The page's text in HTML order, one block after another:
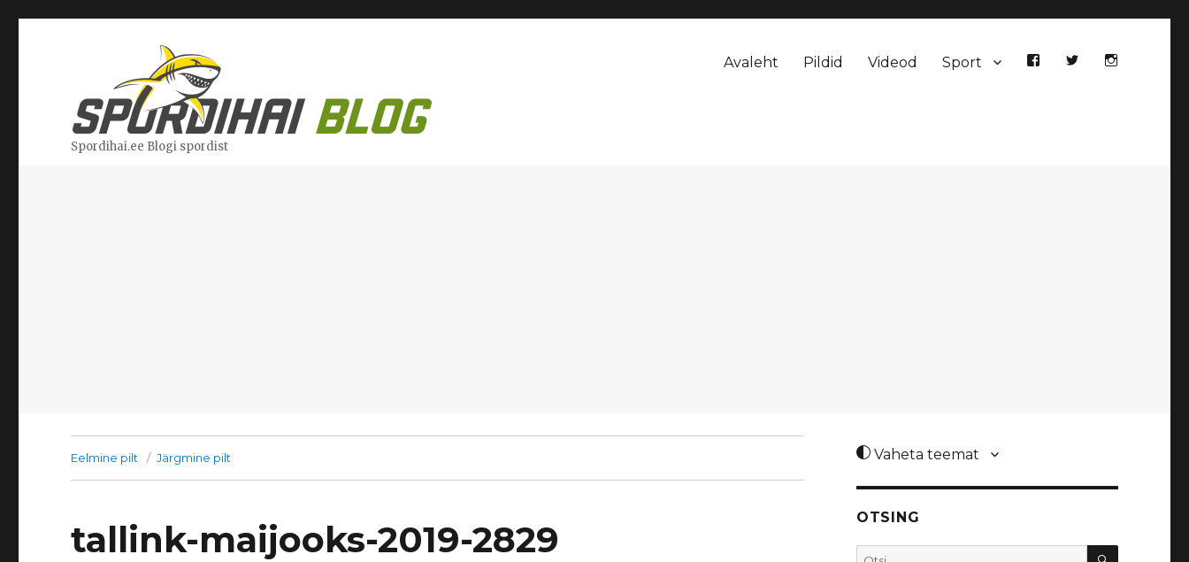
Spordihai.ee Blogi spordist
Avaleht Pildid Videod Sport
Eelmine pilt Järgmine pilt
tallink-maijooks-2019-2829
Vaheta teemat
OTSING
Otsi: OTSI